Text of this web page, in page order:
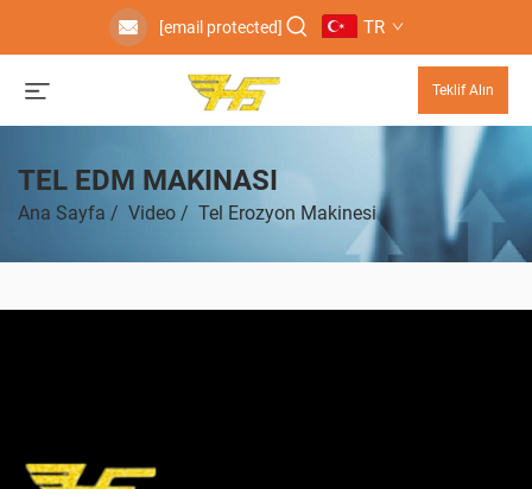
[email protected] TR
Teklif Alın
TEL EDM MAKINASI
Ana Sayfa / Video / Tel Erozyon Makinesi